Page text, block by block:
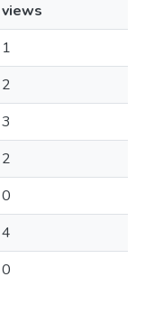
views
1
2
3
2
0
4
0